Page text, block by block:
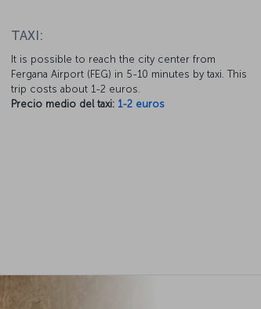
TAXI:
It is possible to reach the city center from
Fergana Airport (FEG) in 5-10 minutes by taxi. This
trip costs about 1-2 euros.
Precio medio del taxi: 1-2 euros